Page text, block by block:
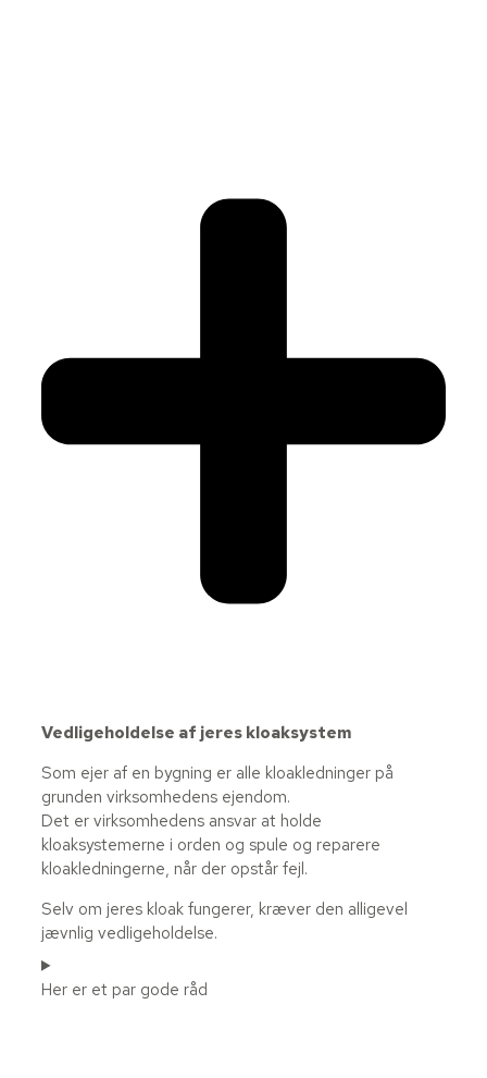
Vedligeholdelse af jeres kloaksystem
Som ejer af en bygning er alle kloakledninger på
grunden virksomhedens ejendom.
Det er virksomhedens ansvar at holde
kloaksystemerne i orden og spule og reparere
kloakledningerne, når der opstår fejl.
Selv om jeres kloak fungerer, kræver den alligevel
jævnlig vedligeholdelse.
Her er et par gode råd